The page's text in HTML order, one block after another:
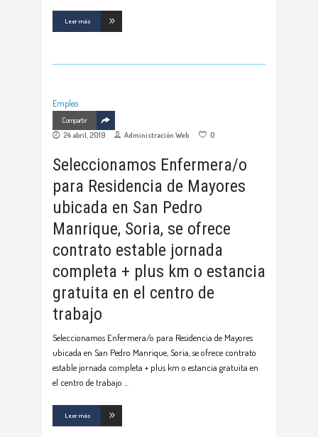
Leer más
Empleo
Compartir
24 abril, 2019 Administración Web 0
Seleccionamos Enfermera/o
para Residencia de Mayores
ubicada en San Pedro
Manrique, Soria, se ofrece
contrato estable jornada
completa + plus km o estancia
gratuita en el centro de
trabajo
Seleccionamos Enfermera/o para Residencia de Mayores
ubicada en San Pedro Manrique, Soria, se ofrece contrato
estable jornada completa + plus km o estancia gratuita en
el centro de trabajo
Leer más